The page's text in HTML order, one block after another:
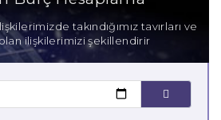
İkizler Burcu
İkizler Burcu
takındığımız tavırları ve
ilişkilerimizi şekillendirir